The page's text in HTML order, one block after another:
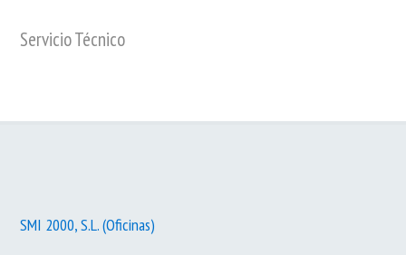
Servicio Técnico
SMI 2000, S.L. (Oficinas)